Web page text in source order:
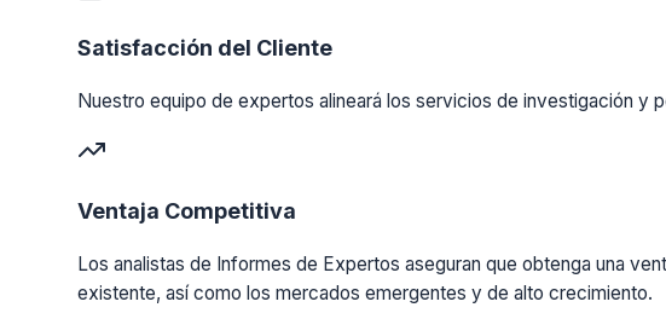
Satisfacción del Cliente
Nuestro equipo de expertos alineará los servicios de investigación y
Ventaja Competitiva
Los analistas de Informes de Expertos aseguran que obtenga una
existente, así como los mercados emergentes y de alto crecimiento.